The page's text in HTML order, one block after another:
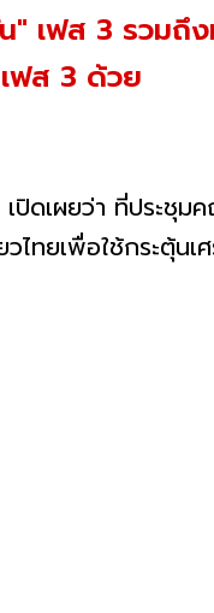
" เฟส 3 รวม
ฟส 3 ด้วย
ดเผยว่า ที่ประชุม
วไทยเพื่อใช้กระตุ้